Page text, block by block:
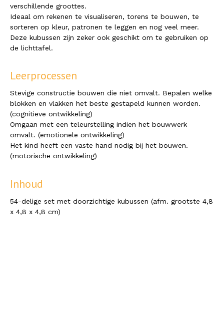
verschillende groottes.
Ideaal om rekenen te visualiseren, torens te bouwen, te
sorteren op kleur, patronen te leggen en nog veel meer.
Deze kubussen zijn zeker ook geschikt om te gebruiken op
de lichttafel.
Leerprocessen
Stevige constructie bouwen die niet omvalt. Bepalen welke
blokken en vlakken het beste gestapeld kunnen worden.
(cognitieve ontwikkeling)
Omgaan met een teleurstelling indien het bouwwerk
omvalt. (emotionele ontwikkeling)
Het kind heeft een vaste hand nodig bij het bouwen.
(motorische ontwikkeling)
Inhoud
54-delige set met doorzichtige kubussen (afm. grootste 4,8
x 4,8 x 4,8 cm)